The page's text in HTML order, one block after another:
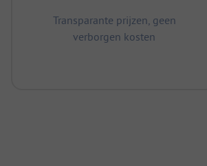
Transparante prijzen, geen
verborgen kosten